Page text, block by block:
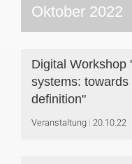
Oktober 2022
Digital Workshop
systems:
definition"
Veranstaltung 20.10.22